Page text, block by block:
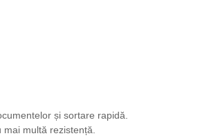
și sortare rapidă.
multă rezistență.